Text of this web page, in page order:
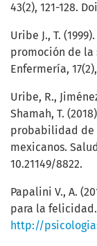
43(2), 121-128.
Uribe J., T.
promoción de la
Enfermería,
Uribe, R.,
Shamah, T.
probabilidad de
mexicanos.
10.21149/8822.
Papalini V., A.
para la
http://